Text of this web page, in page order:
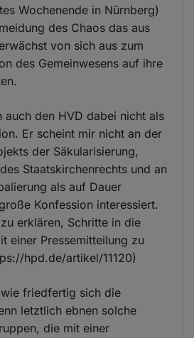
Wochenende in Nürnberg)
des Chaos das aus
von sich aus zum
des Gemeinwesens auf ihre
auch den HVD dabei nicht als
Er scheint mir nicht an der
der Säkularisierung,
Staatskirchenrechts und an
als auf Dauer
Konfession interessiert.
erklären, Schritte in die
einer Pressemitteilung zu
hpd.de/artikel/11120)
friedfertig sich die
letztlich ebnen solche
die mit einer